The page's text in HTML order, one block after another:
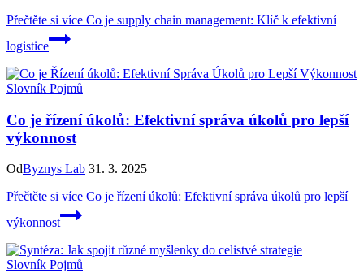
Přečtěte si více Co je supply chain management: Klíč k efektivní
logistice
Slovník Pojmů
Co je řízení úkolů: Efektivní správa úkolů pro lepší
výkonnost
OdByznys Lab 31. 3. 2025
Přečtěte si více Co je řízení úkolů: Efektivní správa úkolů pro lepší
výkonnost
Slovník Pojmů